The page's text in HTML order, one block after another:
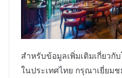
สำหรับข้อมูลเพิ่มเติมเกี่ยวกั
ในประเทศไทย กรุณาเยี่ยมช